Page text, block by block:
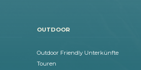
OUTDOOR
Outdoor Friendly Unterkünfte
Touren